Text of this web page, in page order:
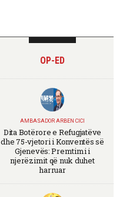
OP-ED
AMBASADOR ARBEN CICI
Dita Botërore e Refugjatëve
dhe 75-vjetori i Konventës së
Gjenevës: Premtimi i
njerëzimit që nuk duhet
harruar